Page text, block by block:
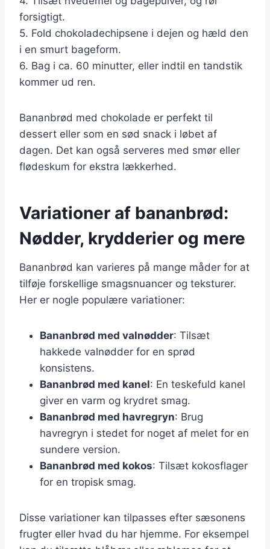
forsigtigt.
5. Fold chokoladechipsene i dejen og hæld den
i en smurt bageform.
6. Bag i ca. 60 minutter, eller indtil en tandstik
kommer ud ren.
Bananbrød med chokolade er perfekt til
dessert eller som en sød snack i løbet af
dagen. Det kan også serveres med smør eller
flødeskum for ekstra lækkerhed.
Variationer af bananbrød:
Nødder, krydderier og mere
Bananbrød kan varieres på mange måder for at
tilføje forskellige smagsnuancer og teksturer.
Her er nogle populære variationer:
Bananbrød med valnødder: Tilsæt
hakkede valnødder for en sprød
konsistens.
Bananbrød med kanel: En teskefuld kanel
giver en varm og krydret smag.
Bananbrød med havregryn: Brug
havregryn i stedet for noget af melet for en
sundere version.
Bananbrød med kokos: Tilsæt kokosflager
for en tropisk smag.
Disse variationer kan tilpasses efter sæsonens
frugter eller hvad du har hjemme. For eksempel